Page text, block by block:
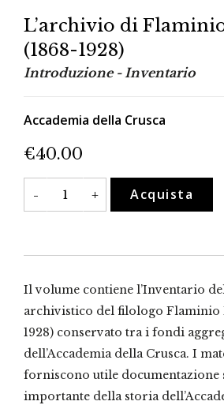
L’archivio di
(1868-1928)
Introduzione - Inventario
Accademia della Crusca
€40.00
-
L'archivio
Flaminio
quantità
+ Acquista
Il volume contiene l’Inventario
archivistico del filologo Flaminio
1928) conservato tra i fondi
dell’Accademia della Crusca. I
forniscono utile documentazione
importante della storia